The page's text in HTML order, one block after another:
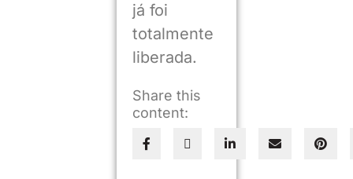
já foi
totalmente
liberada.
Share this
content: